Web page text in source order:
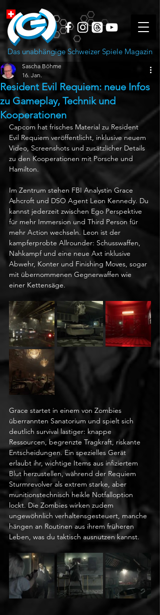
Das unabhängige Schweizer Spiele Magazin
Resident Evil Requiem: neue Infos
zu Gameplay, Technik und
Kooperationen
Sascha Böhme
16. Jan.
Capcom hat frisches Material zu Resident
Evil Requiem veröffentlicht, inklusive neuem
Video, Screenshots und zusätzlicher Details
zu den Kooperationen mit Porsche und
Hamilton.
Im Zentrum stehen FBI Analystin Grace
Ashcroft und DSO Agent Leon Kennedy. Du
kannst jederzeit zwischen Ego Perspektive
für mehr Immersion und Third Person für
mehr Action wechseln. Leon ist der
kampferprobte Allrounder: Schusswaffen,
Nahkampf und eine neue Axt inklusive
Abwehr, Konter und Finishing Moves, sogar
mit übernommenen Gegnerwaffen wie
einer Kettensäge.
Grace startet in einem von Zombies
überrannten Sanatorium und spielt sich
deutlich survival lastiger: knappe
Ressourcen, begrenzte Tragkraft, riskante
Entscheidungen. Ein spezielles Gerät
erlaubt ihr, wichtige Items aus infiziertem
Blut herzustellen, während der Requiem
Sturmrevolver als extrem starke, aber
munitionstechnisch heikle Notfalloption
lockt. Die Zombies wirken zudem
ungewöhnlich verhaltensgesteuert, manche
hängen an Routinen aus ihrem früheren
Leben, was du taktisch ausnutzen kannst.